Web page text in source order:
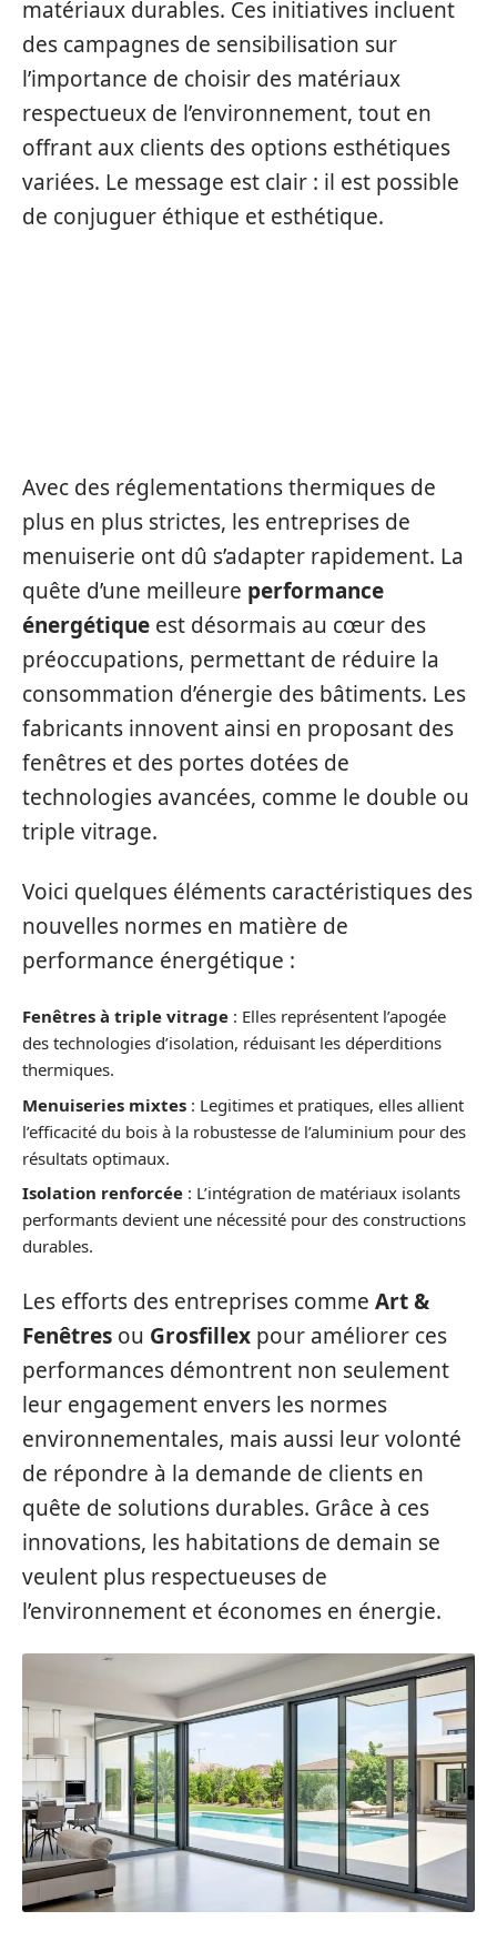
matériaux durables. Ces initiatives incluent
des campagnes de sensibilisation sur
l’importance de choisir des matériaux
respectueux de l’environnement, tout en
offrant aux clients des options esthétiques
variées. Le message est clair : il est possible
de conjuguer éthique et esthétique.
Avec des réglementations thermiques de
plus en plus strictes, les entreprises de
menuiserie ont dû s’adapter rapidement. La
quête d’une meilleure performance
énergétique est désormais au cœur des
préoccupations, permettant de réduire la
consommation d’énergie des bâtiments. Les
fabricants innovent ainsi en proposant des
fenêtres et des portes dotées de
technologies avancées, comme le double ou
triple vitrage.
Voici quelques éléments caractéristiques des
nouvelles normes en matière de
performance énergétique :
Fenêtres à triple vitrage : Elles représentent l’apogée
des technologies d’isolation, réduisant les déperditions
thermiques.
Menuiseries mixtes : Legitimes et pratiques, elles allient
l’efficacité du bois à la robustesse de l’aluminium pour des
résultats optimaux.
Isolation renforcée : L’intégration de matériaux isolants
performants devient une nécessité pour des constructions
durables.
Les efforts des entreprises comme Art &
Fenêtres ou Grosfillex pour améliorer ces
performances démontrent non seulement
leur engagement envers les normes
environnementales, mais aussi leur volonté
de répondre à la demande de clients en
quête de solutions durables. Grâce à ces
innovations, les habitations de demain se
veulent plus respectueuses de
l’environnement et économes en énergie.